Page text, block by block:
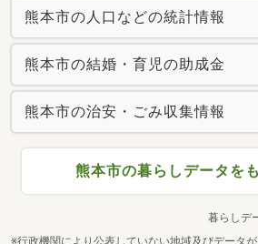
熊本市の人口などの統計情報
熊本市の結婚・育児の助成金
熊本市の治安・ごみ収集情報
熊本市の暮らしデータを
暮らしデ
※行政機関により公表していない地域及びデータ